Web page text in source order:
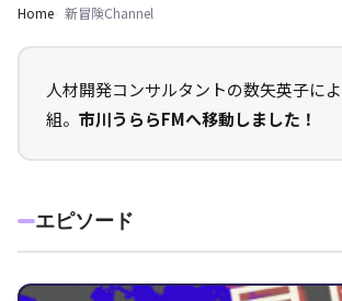
Home 新冒険Channel
人材開発コンサルタントの数矢英子に
組。 市川うららFMへ移動しました！
エピソード